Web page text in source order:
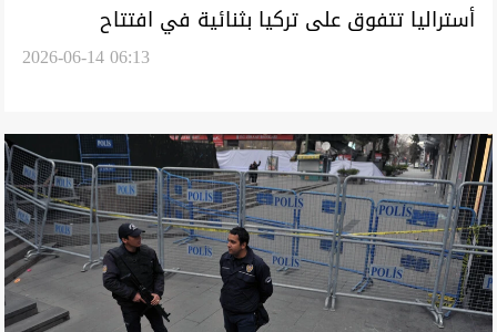
أستراليا تتفوق على تركيا بثنائية في افتتاح
2026-06-14 06:13